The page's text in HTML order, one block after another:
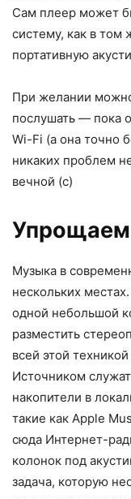
Сам плеер может
систему, как в том
портативную
При желании
послушать — пока
Wi-Fi (а она точно
никаких проблем
вечной (с)
Музыка в
нескольких
одной небольшой
разместить
всей этой
Источником
накопители в
такие как Apple
сюда Интернет-
колонок под
задача, которую